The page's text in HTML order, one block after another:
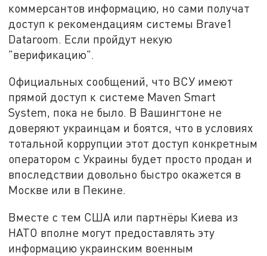
коммерсантов информацию, но сами получат
доступ к рекомендациям системы Brave1
Dataroom. Если пройдут некую
"верификацию".
Официальных сообщений, что ВСУ имеют
прямой доступ к системе Maven Smart
System, пока не было. В Вашингтоне не
доверяют украинцам и боятся, что в условиях
тотальной коррупции этот доступ конкретным
оператором с Украины будет просто продан и
впоследствии довольно быстро окажется в
Москве или в Пекине.
Вместе с тем США или партнёры Киева из
НАТО вполне могут предоставлять эту
информацию украинским военным